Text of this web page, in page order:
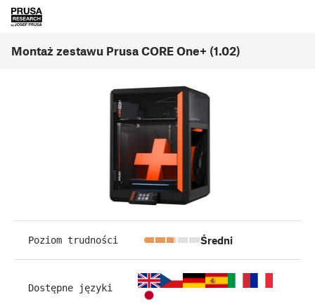
Montaż zestawu Prusa CORE One+ (1.02)
Poziom trudności Średni
Dostępne języki